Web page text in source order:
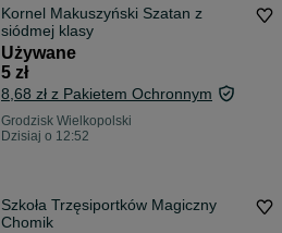
Kornel Makuszyński Szatan z
siódmej klasy
Używane
5 zł
8,68 zł z Pakietem Ochronnym
Grodzisk Wielkopolski
Dzisiaj o 12:52
Szkoła Trzęsiportków Magiczny
Chomik